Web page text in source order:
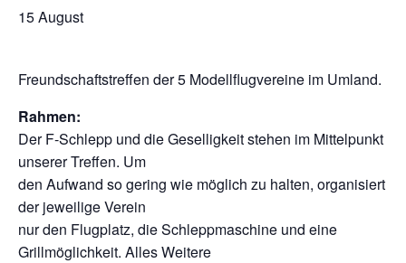
15 August
Freundschaftstreffen der 5 Modellflugvereine im Umland.
Rahmen:
Der F-Schlepp und die Geselligkeit stehen im Mittelpunkt
unserer Treffen. Um
den Aufwand so gering wie möglich zu halten, organisiert
der jeweilige Verein
nur den Flugplatz, die Schleppmaschine und eine
Grillmöglichkeit. Alles Weitere